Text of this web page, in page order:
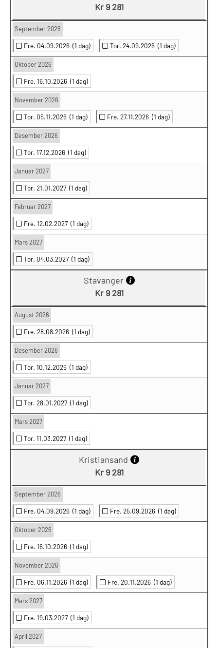
Kr 9 281
September 2026
Fre. 04.09.2026 (1 dag) Tor. 24.09.2026 (1 dag)
Oktober 2026
Fre. 16.10.2026 (1 dag)
November 2026
Tor. 05.11.2026 (1 dag) Fre. 27.11.2026 (1 dag)
Desember 2026
Tor. 17.12.2026 (1 dag)
Januar 2027
Tor. 21.01.2027 (1 dag)
Februar 2027
Fre. 12.02.2027 (1 dag)
Mars 2027
Tor. 04.03.2027 (1 dag)
Stavanger
Kr 9 281
August 2026
Fre. 28.08.2026 (1 dag)
Desember 2026
Tor. 10.12.2026 (1 dag)
Januar 2027
Tor. 28.01.2027 (1 dag)
Mars 2027
Tor. 11.03.2027 (1 dag)
Kristiansand
Kr 9 281
September 2026
Fre. 04.09.2026 (1 dag) Fre. 25.09.2026 (1 dag)
Oktober 2026
Fre. 16.10.2026 (1 dag)
November 2026
Fre. 06.11.2026 (1 dag) Fre. 20.11.2026 (1 dag)
Mars 2027
Fre. 19.03.2027 (1 dag)
April 2027